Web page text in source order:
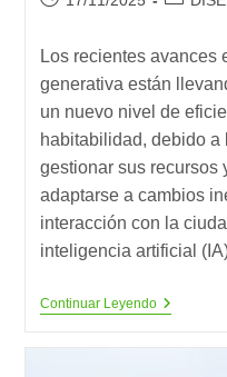
entrada:
entrada:
Los recientes avances
generativa están
un nuevo nivel de
habitabilidad, debido
gestionar sus recursos
adaptarse a cambios
interacción con la
inteligencia artificial
Continuar LeyendoCiudades